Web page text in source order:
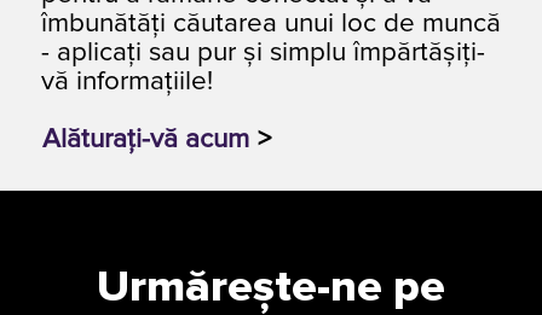
îmbunătăți căutarea unui loc de muncă
- aplicați sau pur și simplu împărtășiți-
vă informațiile!
Alăturați-vă acum >
Urmărește-ne pe